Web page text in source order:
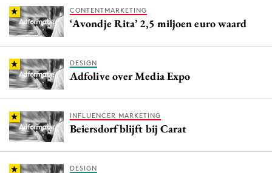
CONTENTMARKETING
‘Avondje Rita’ 2,5 miljoen euro waard
DESIGN
Adfolive over Media Expo
INFLUENCER MARKETING
Beiersdorf blijft bij Carat
DESIGN